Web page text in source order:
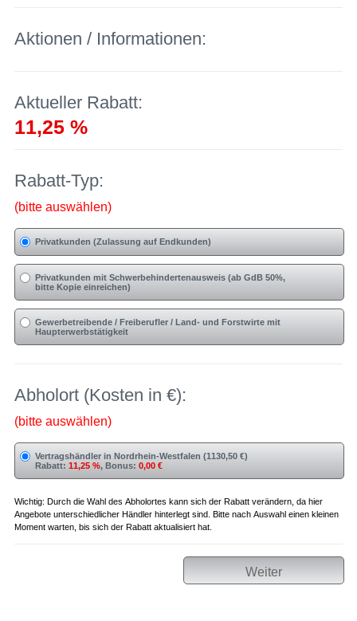
Aktionen / Informationen:
Aktueller Rabatt:
11,25 %
Rabatt-Typ:
(bitte auswählen)
Privatkunden (Zulassung auf Endkunden)
Privatkunden mit Schwerbehindertenausweis (ab GdB 50%,
bitte Kopie einreichen)
Gewerbetreibende / Freiberufler / Land- und Forstwirte mit
Haupterwerbstätigkeit
Abholort (Kosten in €):
(bitte auswählen)
Vertragshändler in Nordrhein-Westfalen (1130,50 €)
Rabatt: 11,25 %, Bonus: 0,00 €
Wichtig: Durch die Wahl des Abholortes kann sich der Rabatt verändern, da hier
Angebote unterschiedlicher Händler hinterlegt sind. Bitte nach Auswahl einen kleinen
Moment warten, bis sich der Rabatt aktualisiert hat.
Weiter